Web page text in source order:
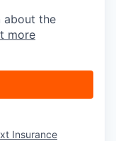
about the
more
Insurance